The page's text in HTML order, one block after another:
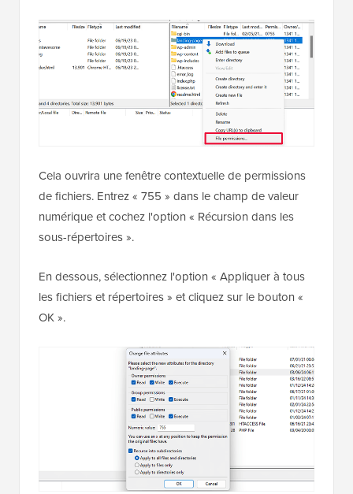
Cela ouvrira une fenêtre contextuelle de permissions
de fichiers. Entrez « 755 » dans le champ de valeur
numérique et cochez l'option « Récursion dans les
sous-répertoires ».
En dessous, sélectionnez l'option « Appliquer à tous
les fichiers et répertoires » et cliquez sur le bouton «
OK ».